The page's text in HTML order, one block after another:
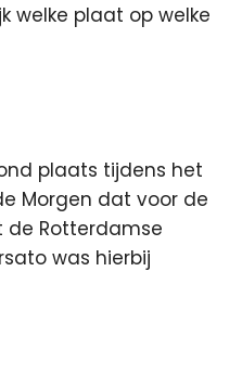
welke plaat op welke
plaats tijdens het
Morgen dat voor de
de Rotterdamse
was hierbij